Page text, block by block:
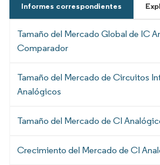
Informes correspondientes
Tamaño del Mercado Global de IC
Comparador
Tamaño del Mercado de Circuitos
Analógicos
Tamaño del Mercado de CI
Crecimiento del Mercado de CI